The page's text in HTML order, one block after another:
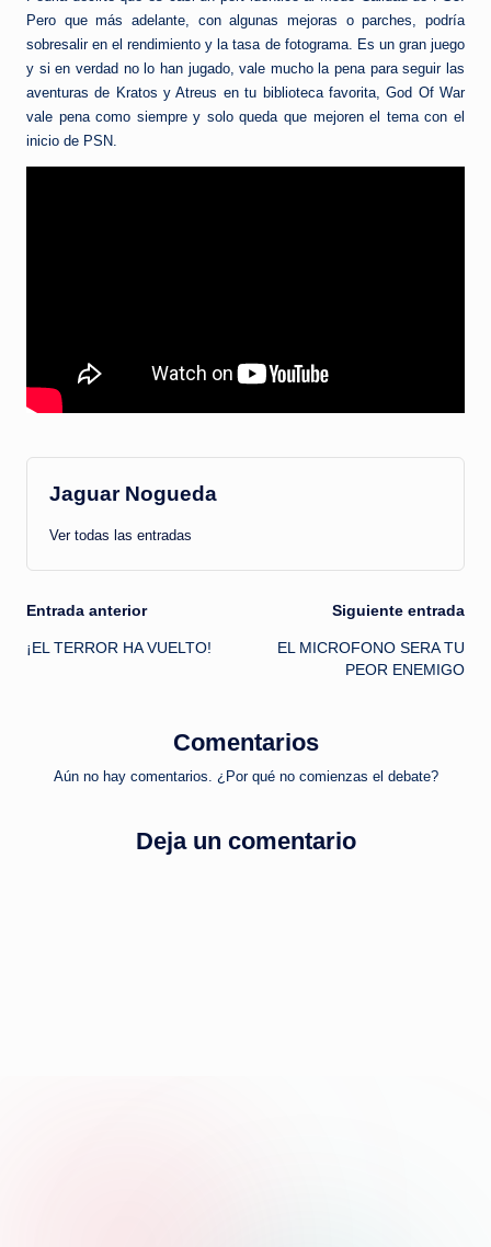
Pero que más adelante, con algunas mejoras o parches, podría
sobresalir en el rendimiento y la tasa de fotograma. Es un gran juego
y si en verdad no lo han jugado, vale mucho la pena para seguir las
aventuras de Kratos y Atreus en tu biblioteca favorita, God Of War
vale pena como siempre y solo queda que mejoren el tema con el
inicio de PSN.
Jaguar Nogueda
Ver todas las entradas
Navegación
de
Entrada anterior
¡EL TERROR HA VUELTO!
Siguiente entrada
EL MICROFONO SERA TU
PEOR ENEMIGO
Comentarios
Aún no hay comentarios. ¿Por qué no comienzas el debate?
Deja un comentario